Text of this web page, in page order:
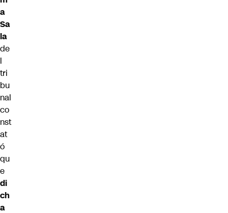
a
Sa
la
de
l
tri
bu
nal
co
nst
at
ó
qu
e
di
ch
a